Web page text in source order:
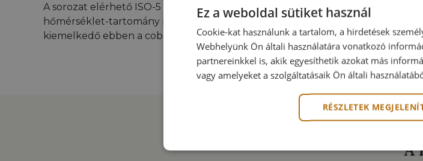
A sorozat elérhető ISO-5 tisztatéri megfelelőséggel is, az üzemi
hőmérséklet-tartomány pedig –10 °C és +50 °C között mozog, ami
kiemelkedő ebben a cobot kategóriában.
A
Ez a weboldal sütiket használ
Cookie-kat használunk a tartalom, a hirdetések
Webhelyünk Ön általi használatára vonatkozó
partnereinkkel is, akik egyesíthetik azokat más
vagy amelyeket a szolgáltatásaik Ön általi
RÉSZLETEK